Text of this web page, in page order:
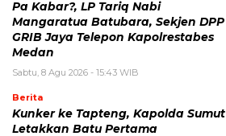
Pa Kabar?, LP Tariq Nabi
Mangaratua Batubara, Sekjen DPP
GRIB Jaya Telepon Kapolrestabes
Medan
Sabtu, 8 Agu 2026 - 15:43 WIB
Berita
Kunker ke Tapteng, Kapolda Sumut
Letakkan Batu Pertama